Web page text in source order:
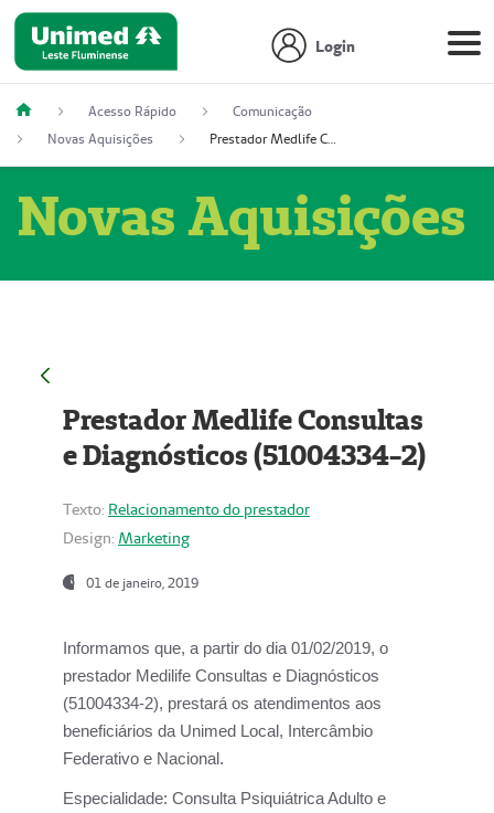
Login
Acesso Rápido
Comunicação
Novas Aquisições
Prestador Medlife Consultas e Diagnósticos (51004334-2)
Novas Aquisições
Prestador Medlife Consultas
e Diagnósticos (51004334-2)
Texto: Relacionamento do prestador
Design: Marketing
01 de janeiro, 2019
Informamos que, a partir do dia 01/02/2019, o
prestador Medilife Consultas e Diagnósticos
(51004334-2), prestará os atendimentos aos
beneficiários da Unimed Local, Intercâmbio
Federativo e Nacional.
Especialidade: Consulta Psiquiátrica Adulto e